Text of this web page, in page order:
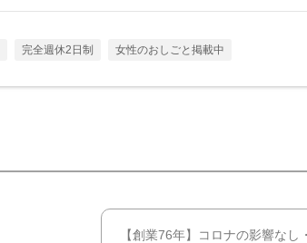
完全週休2日制 女性のおしごと掲載中
【創業76年】コロナの影響なし